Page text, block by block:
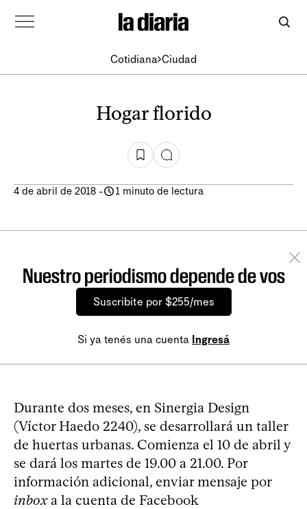
Cotidiana Ciudad
Hogar florido
4 de abril de 2018 - 1 minuto de lectura
Nuestro periodismo depende de vos
Suscribite por $255/mes
Si ya tenés una cuenta Ingresá
Durante dos meses, en Sinergia Design
(Víctor Haedo 2240), se desarrollará un taller
de huertas urbanas. Comienza el 10 de abril y
se dará los martes de 19.00 a 21.00. Por
información adicional, enviar mensaje por
inboxa la cuenta de Facebook